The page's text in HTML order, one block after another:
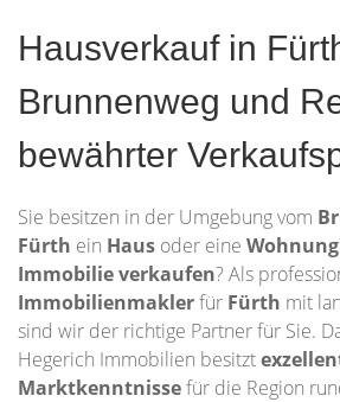
Hausverkauf in
Brunnenweg und
bewährter
Sie besitzen in der Umgebung vom
Fürth ein Haus oder eine Wohnung
Immobilieverkaufen? Als
Immobilienmaklerfür Fürth mit
sind wir der richtige Partner für Sie.
Hegerich Immobilien besitzt
Marktkenntnissefür die Region